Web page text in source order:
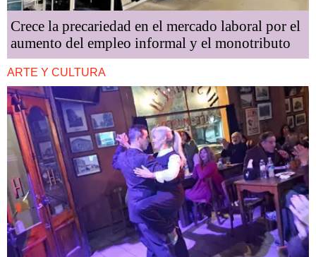
Crece la precariedad en el mercado laboral por el
aumento del empleo informal y el monotributo
ARTE Y CULTURA